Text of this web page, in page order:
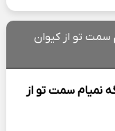
سمت تو از کیوان
نمیام سمت تو از